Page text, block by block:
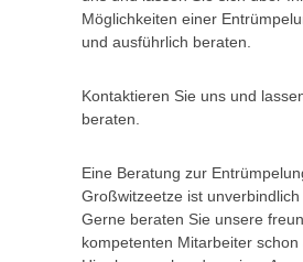
Möglichkeiten einer
und ausführlich beraten.
Kontaktieren Sie uns und
beraten.
Eine Beratung zur
Großwitzeetze ist unverbindlich
Gerne beraten Sie unsere
kompetenten Mitarbeiter schon